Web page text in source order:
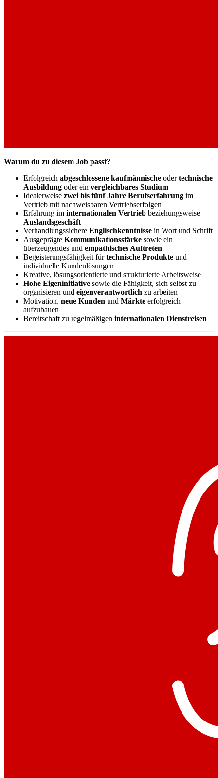
Warum du zu diesem Job passt?
Erfolgreich abgeschlossene kaufmännische odertechnische
Ausbildung oder ein vergleichbares Studium
Idealerweise zwei bis fünf Jahre Berufserfahrung im
Vertrieb mit nachweisbaren Vertriebserfolgen
Erfahrung im internationalen Vertrieb beziehungsweise
Auslandsgeschäft
Verhandlungssichere Englischkenntnisse in Wort und Schrift
Ausgeprägte Kommunikationsstärke sowie ein
überzeugendes und empathisches Auftreten
Begeisterungsfähigkeit fürtechnische Produkte und
individuelle Kundenlösungen
Kreative, lösungsorientierte und strukturierte Arbeitsweise
Hohe Eigeninitiative sowie die Fähigkeit, sich selbst zu
organisieren und eigenverantwortlich zu arbeiten
Motivation, neue Kunden und Märkte erfolgreich
aufzubauen
Bereitschaft zu regelmäßigen internationalen Dienstreisen